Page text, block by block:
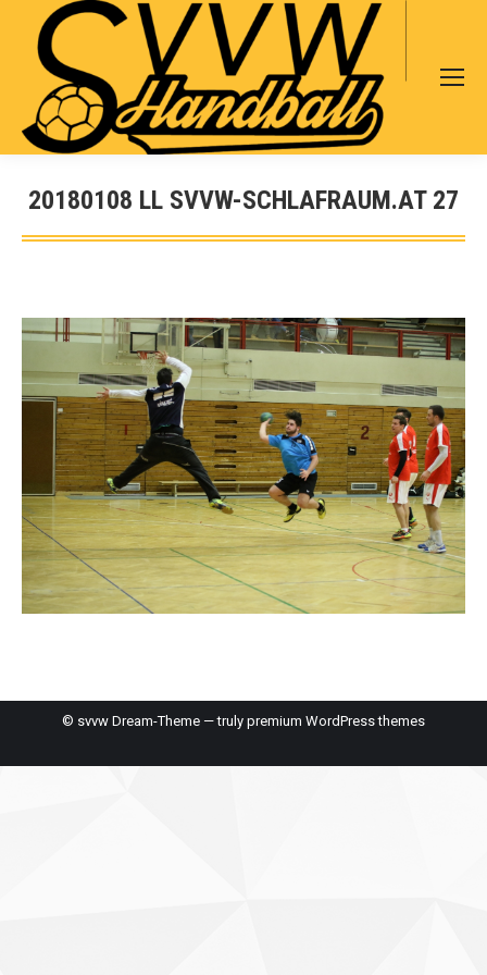
Search:
20180108 LL SVVW-SCHLAFRAUM.AT 27
Sie befinden sich hier:
© svvw Dream-Theme — truly premium WordPress themes